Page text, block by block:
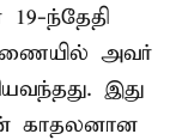
ந்தேதி
அவர்
இது
காதலனான